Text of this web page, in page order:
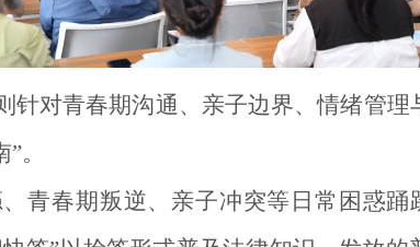
针对青春期沟通、亲子边界、情绪管
。
青春期叛逆、亲子冲突等日常困惑